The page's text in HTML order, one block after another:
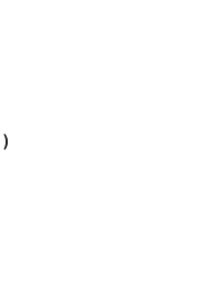
)